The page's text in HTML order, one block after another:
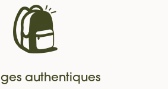
authentiques